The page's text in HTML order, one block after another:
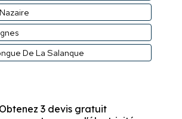
De La Salanque
Obtenez 3 devis gratuit